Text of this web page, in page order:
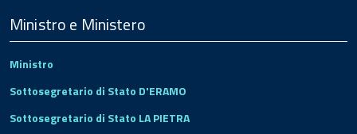
Footer
Ministro e Ministero
Ministro
Sottosegretario di Stato D'ERAMO
Sottosegretario di Stato LA PIETRA